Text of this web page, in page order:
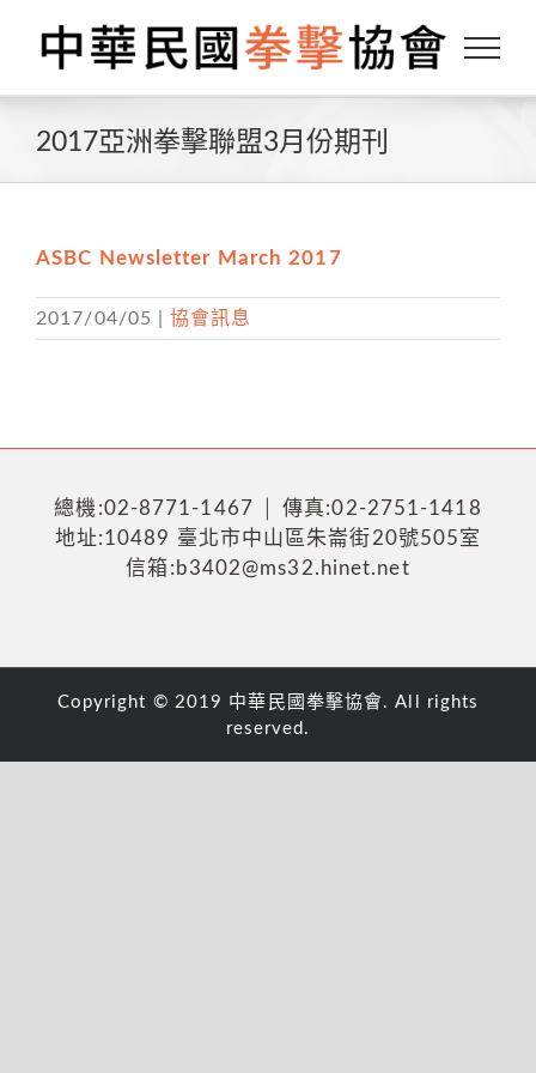
content
2017亞洲拳擊聯盟3月份期刊
ASBC Newsletter March 2017
2017/04/05 協會訊息
總機:02-8771-1467 │ 傳真:02-2751-1418
地址:10489 臺北市中山區朱崙街20號505室
信箱:b3402@ms32.hinet.net
Copyright © 2019 中華民國拳擊協會. All rights
reserved.